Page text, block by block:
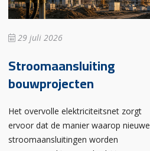
29 juli 2026
Stroomaansluiting
bouwprojecten
Het overvolle elektriciteitsnet zorgt
ervoor dat de manier waarop nieuwe
stroomaansluitingen worden